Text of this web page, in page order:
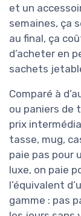
et un
semaines, ça
au final, ça
d’acheter en
sachets
Comparé à
ou paniers de
prix
tasse, mug,
paie pas pour
luxe, on paie
l’équivalent
gamme : pas